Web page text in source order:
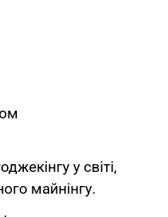
у світі,
майнінгу.